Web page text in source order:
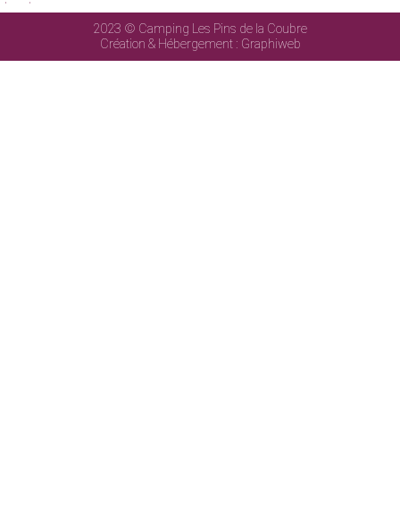
2023 © Camping Les Pins de la Coubre
Création & Hébergement : Graphiweb